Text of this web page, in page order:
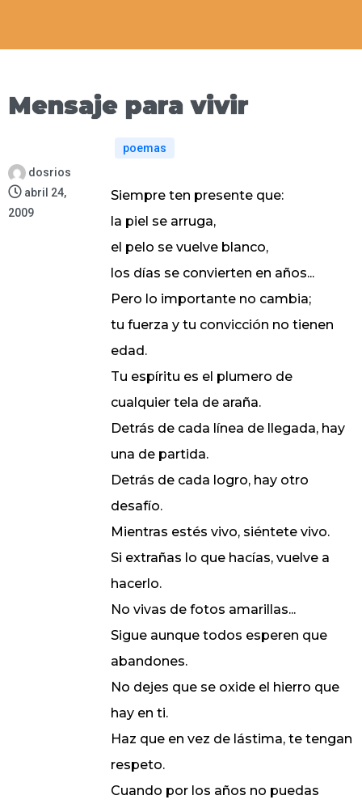
Mensaje para vivir
dosrios
abril 24,
2009
poemas
Siempre ten presente que:
la piel se arruga,
el pelo se vuelve blanco,
los días se convierten en años...
Pero lo importante no cambia;
tu fuerza y tu convicción no tienen
edad.
Tu espíritu es el plumero de
cualquier tela de araña.
Detrás de cada línea de llegada, hay
una de partida.
Detrás de cada logro, hay otro
desafío.
Mientras estés vivo, siéntete vivo.
Si extrañas lo que hacías, vuelve a
hacerlo.
No vivas de fotos amarillas...
Sigue aunque todos esperen que
abandones.
No dejes que se oxide el hierro que
hay en ti.
Haz que en vez de lástima, te tengan
respeto.
Cuando por los años no puedas